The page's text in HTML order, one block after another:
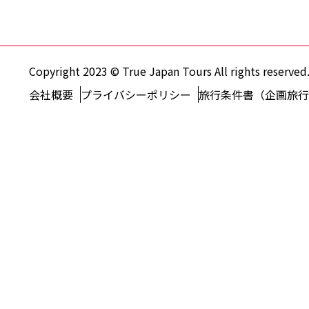
Copyright 2023 © True Japan Tours All rights reserved.
会社概要 プライバシーポリシー 旅行条件書（企画旅行